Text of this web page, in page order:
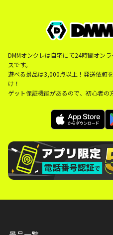
DMMオンクレは自宅にて24時間オン
スです。
遊べる景品は3,000点以上！発送依頼
け！
ゲット保証機能があるので、初心者の